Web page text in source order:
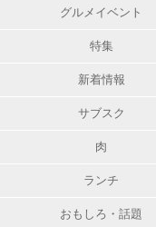
グルメイベント
特集
新着情報
サブスク
肉
ランチ
おもしろ・話題